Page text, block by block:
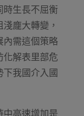
時生長不屈衡
龐大轉變，
內需這個策略
化解表里部危
下我國介入國
中高速增加是